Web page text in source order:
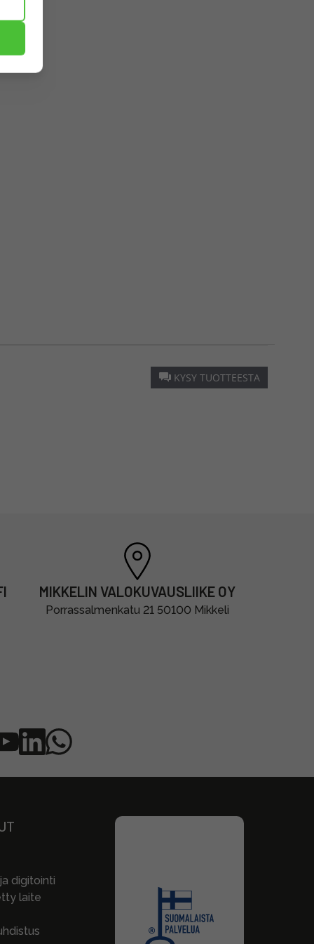
KYSY TUOTTEESTA
MIKKELIN VALOKUVAUSLIIKE OY
Porrassalmenkatu 21 50100 Mikkeli
digitointi
laite